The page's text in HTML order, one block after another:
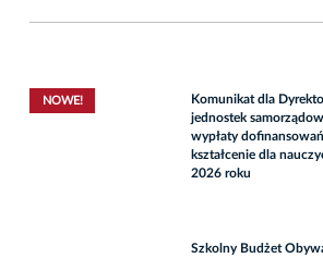
NOWE!
Komunikat dla
jednostek
wypłaty
kształcenie dla
2026 roku
Szkolny Budżet